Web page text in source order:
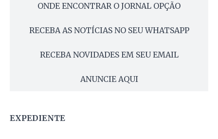
ONDE ENCONTRAR O JORNAL OPÇÃO
RECEBA AS NOTÍCIAS NO SEU WHATSAPP
RECEBA NOVIDADES EM SEU EMAIL
ANUNCIE AQUI
EXPEDIENTE